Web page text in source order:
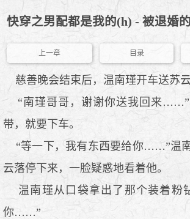
快穿之男配都是我的(h) - 被退婚
上一章 目录
慈善晚会结束后，温南瑾开车送苏云
“南瑾哥哥，谢谢你送我回来……”
带，就要下车。
“等一下，我有东西要给你……”温
云落停下来，一脸疑惑地看着他。
温南瑾从口袋拿出了那个装着粉
你……”